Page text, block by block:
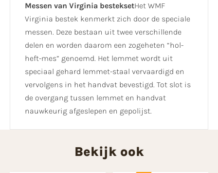
Messen van Virginia besteksetHet WMF
Virginia bestek kenmerkt zich door de speciale
messen. Deze bestaan uit twee verschillende
delen en worden daarom een zogeheten “hol-
heft-mes” genoemd. Het lemmet wordt uit
speciaal gehard lemmet-staal vervaardigd en
vervolgens in het handvat bevestigd. Tot slot is
de overgang tussen lemmet en handvat
nauwkeurig afgeslepen en gepolijst.
Bekijk ook